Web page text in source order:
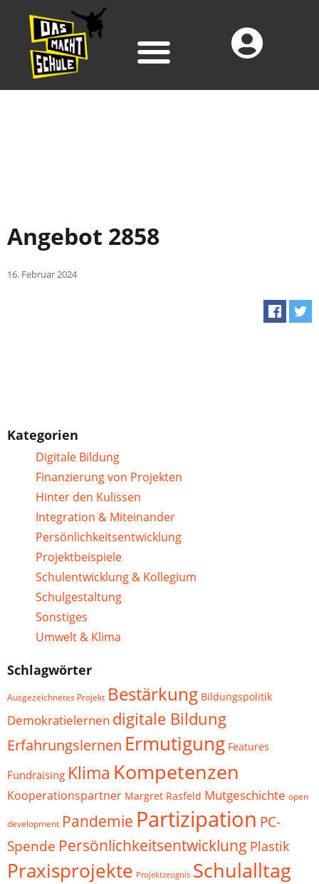
Angebot 2858
16. Februar 2024
Kategorien
Digitale Bildung
Finanzierung von Projekten
Hinter den Kulissen
Integration & Miteinander
Persönlichkeitsentwicklung
Projektbeispiele
Schulentwicklung & Kollegium
Schulgestaltung
Sonstiges
Umwelt & Klima
Schlagwörter
Ausgezeichnetes Projekt Bestärkung Bildungspolitik
Demokratielernen digitale Bildung
Erfahrungslernen Ermutigung Features
Fundraising Klima Kompetenzen
Kooperationspartner Margret Rasfeld Mutgeschichte open
development Pandemie Partizipation PC-
Spende Persönlichkeitsentwicklung Plastik
Praxisprojekte Projektzeugnis Schulalltag